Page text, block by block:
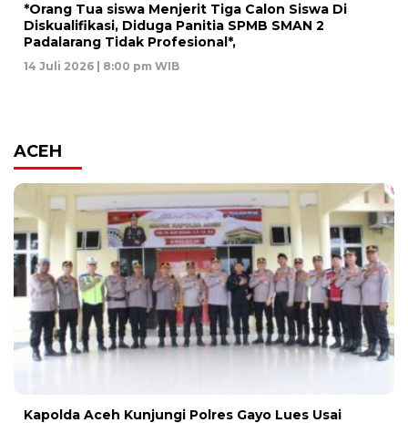
*Orang Tua siswa Menjerit Tiga Calon Siswa Di
Diskualifikasi, Diduga Panitia SPMB SMAN 2
Padalarang Tidak Profesional*,
14 Juli 2026 | 8:00 pm WIB
ACEH
Kapolda Aceh Kunjungi Polres Gayo Lues Usai